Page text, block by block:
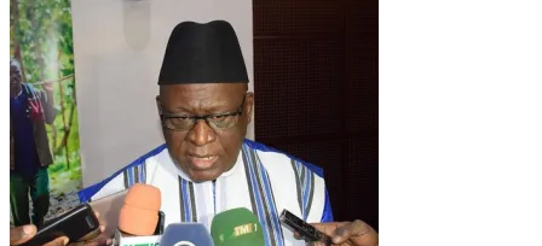
l’article